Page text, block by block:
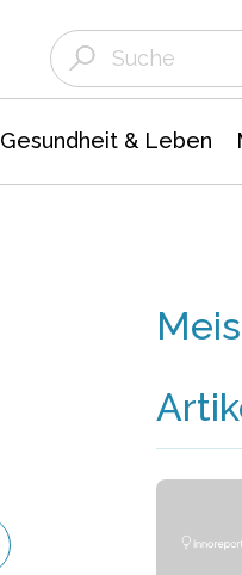
Gesundheit & Leben